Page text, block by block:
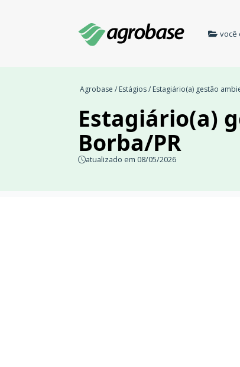
você
Agrobase / Estágios/ Estagiário(a) gestão
Estagiário(a)
Borba/PR
atualizado em 08/05/2026